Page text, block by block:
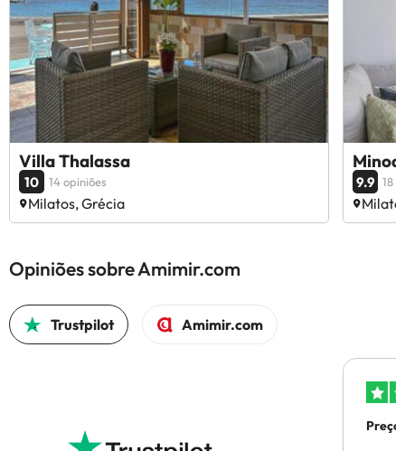
Villa Thalassa
10 14 opiniões
Milatos, Grécia
9.9 18
Opiniões sobre Amimir.com
Trustpilot Amimir.com